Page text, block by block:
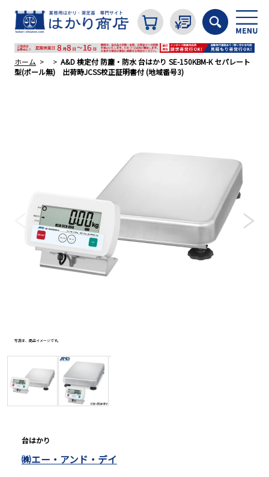
温度計・湿度計
タイマー
濃度・環境測定
色々な計測器
オプション
ホーム
A&D 検定付 防塵・防水 台はかり SE-150KBM-K セパレート
型(ポール無) 出荷時JCSS校正証明書付 (地域番号3)
写真は、商品イメージです。
台はかり
㈱エー・アンド・デイ